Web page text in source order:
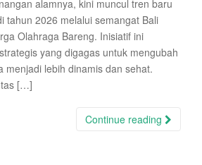
alamnya, kini muncul tren baru
tahun 2026 melalui semangat Bali
Olahraga Bareng. Inisiatif ini
yang digagas untuk mengubah
menjadi lebih dinamis dan sehat.
[…]
Continue reading